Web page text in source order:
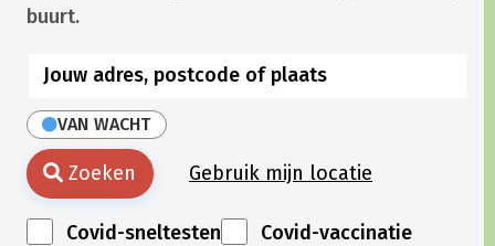
buurt.
VAN WACHT
Zoeken Gebruik mijn locatie
Covid-sneltesten
Covid-vaccinatie